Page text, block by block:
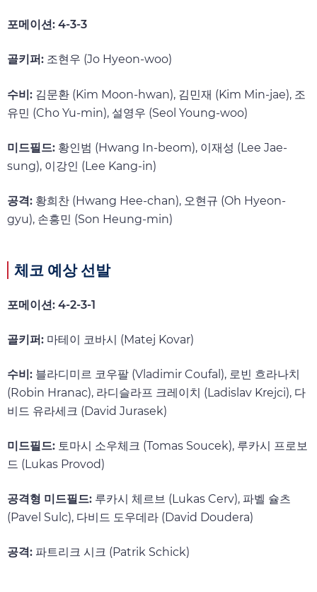
포메이션: 4-3-3
골키퍼: 조현우 (Jo Hyeon-woo)
수비: 김문환 (Kim Moon-hwan), 김민재 (Kim Min-jae), 조
유민 (Cho Yu-min), 설영우 (Seol Young-woo)
미드필드: 황인범 (Hwang In-beom), 이재성 (Lee Jae-
sung), 이강인 (Lee Kang-in)
공격: 황희찬 (Hwang Hee-chan), 오현규 (Oh Hyeon-
gyu), 손흥민 (Son Heung-min)
체코 예상 선발
포메이션: 4-2-3-1
골키퍼: 마테이 코바시 (Matej Kovar)
수비: 블라디미르 코우팔 (Vladimir Coufal), 로빈 흐라나치
(Robin Hranac), 라디슬라프 크레이치 (Ladislav Krejci), 다
비드 유라세크 (David Jurasek)
미드필드: 토마시 소우체크 (Tomas Soucek), 루카시 프로보
드 (Lukas Provod)
공격형 미드필드: 루카시 체르브 (Lukas Cerv), 파벨 슐츠
(Pavel Sulc), 다비드 도우데라 (David Doudera)
공격: 파트리크 시크 (Patrik Schick)